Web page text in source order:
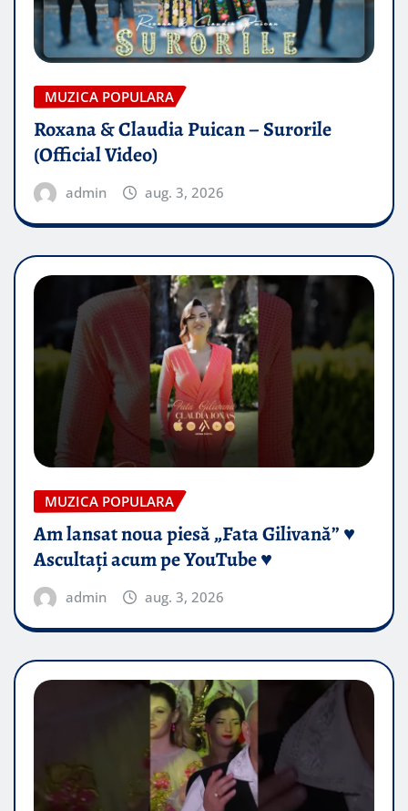
MUZICA POPULARA
Roxana & Claudia Puican – Surorile
(Official Video)
admin aug. 3, 2026
MUZICA POPULARA
Am lansat noua piesă „Fata Gilivană” ♥️
Ascultați acum pe YouTube ♥️
admin aug. 3, 2026